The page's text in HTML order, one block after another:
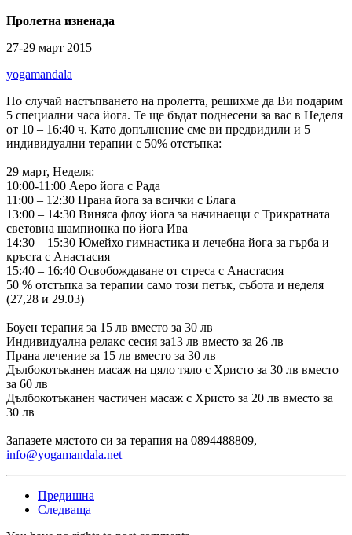
Пролетна изненада
27-29 март 2015
yogamandala
По случай настъпването на пролетта, решихме да Ви подарим
5 специални часа йога. Те ще бъдат поднесени за вас в Неделя
от 10 – 16:40 ч. Като допълнение сме ви предвидили и 5
индивидуални терапии с 50% отстъпка:
29 март, Неделя:
10:00-11:00 Аеро йога с Рада
11:00 – 12:30 Прана йога за всички с Блага
13:00 – 14:30 Виняса флоу йога за начинаещи с Трикратната
световна шампионка по йога Ива
14:30 – 15:30 Юмейхо гимнастика и лечебна йога за гърба и
кръста с Анастасия
15:40 – 16:40 Освобождаване от стреса с Анастасия
50 % отстъпка за терапии само този петък, събота и неделя
(27,28 и 29.03)
Боуен терапия за 15 лв вместо за 30 лв
Индивидуална релакс сесия за13 лв вместо за 26 лв
Прана лечение за 15 лв вместо за 30 лв
Дълбокотъканен масаж на цяло тяло с Христо за 30 лв вместо
за 60 лв
Дълбокотъканен частичен масаж с Христо за 20 лв вместо за
30 лв
Запазете мястото си за терапия на 0894488809,
info@yogamandala.net
Предишна
Следваща